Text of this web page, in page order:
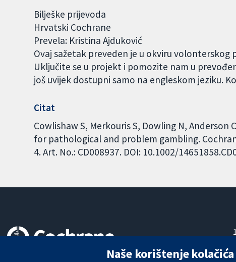
Bilješke prijevoda
Hrvatski Cochrane
Prevela: Kristina Ajduković
Ovaj sažetak preveden je u okviru
Uključite se u projekt i pomozite nam u
još uvijek dostupni samo na engleskom jeziku.
Citat
Cowlishaw S, Merkouris S, Dowling N, Anderson
for pathological and problem gambling.
4. Art. No.: CD008937. DOI: 10.1002/
Naše korištenje kolačića